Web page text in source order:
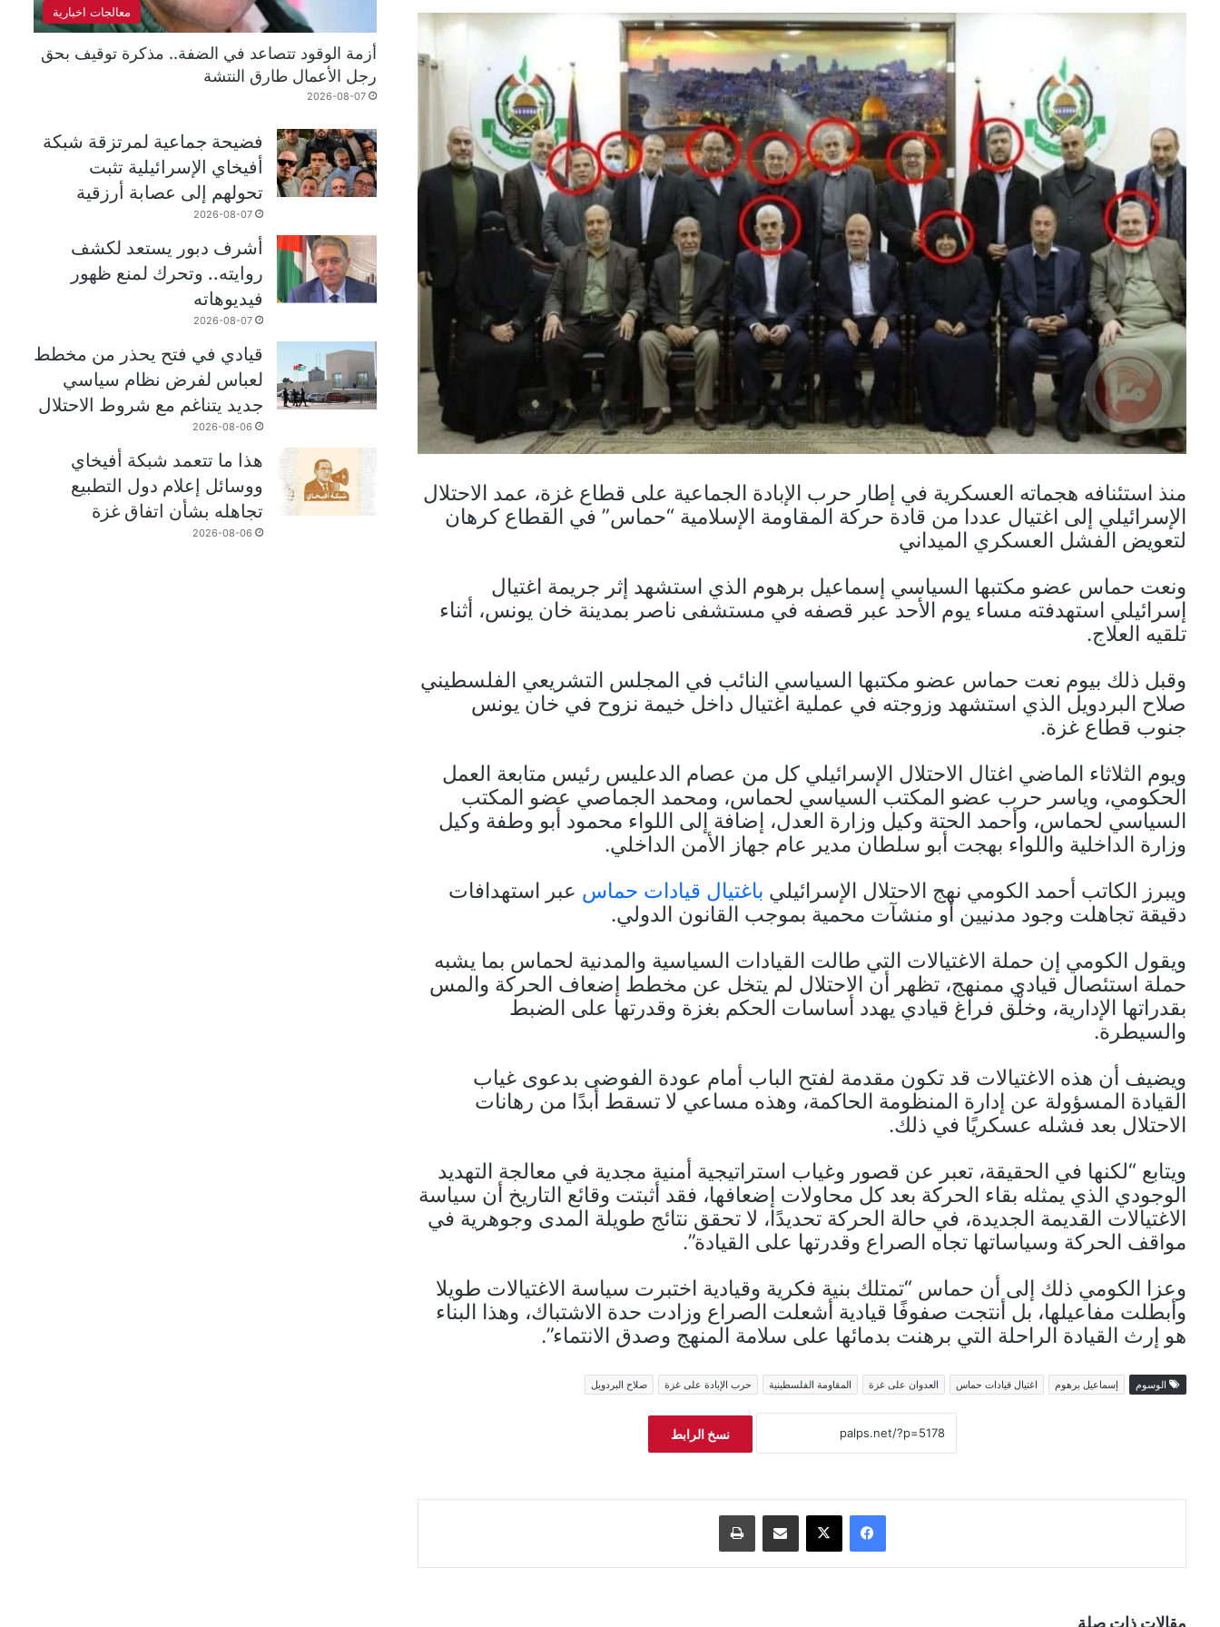
منذ استئنافه هجماته العسكرية في إطار حرب الإبادة الجماعية على قطاع غزة، عمد الاحتلال
الإسرائيلي إلى اغتيال عددا من قادة حركة المقاومة الإسلامية “حماس” في القطاع كرهان
لتعويض الفشل العسكري الميداني
ونعت حماس عضو مكتبها السياسي إسماعيل برهوم الذي استشهد إثر جريمة اغتيال
إسرائيلي استهدفته مساء يوم الأحد عبر قصفه في مستشفى ناصر بمدينة خان يونس، أثناء
تلقيه العلاج.
وقبل ذلك بيوم نعت حماس عضو مكتبها السياسي النائب في المجلس التشريعي الفلسطيني
صلاح البردويل الذي استشهد وزوجته في عملية اغتيال داخل خيمة نزوح في خان يونس
جنوب قطاع غزة.
ويوم الثلاثاء الماضي اغتال الاحتلال الإسرائيلي كل من عصام الدعليس رئيس متابعة العمل
الحكومي، وياسر حرب عضو المكتب السياسي لحماس، ومحمد الجماصي عضو المكتب
السياسي لحماس، وأحمد الحتة وكيل وزارة العدل، إضافة إلى اللواء محمود أبو وطفة وكيل
وزارة الداخلية واللواء بهجت أبو سلطان مدير عام جهاز الأمن الداخلي.
ويبرز الكاتب أحمد الكومي نهج الاحتلال الإسرائيلي باغتيال قيادات حماس عبر استهدافات
دقيقة تجاهلت وجود مدنيين أو منشآت محمية بموجب القانون الدولي.
ويقول الكومي إن حملة الاغتيالات التي طالت القيادات السياسية والمدنية لحماس بما يشبه
حملة استئصال قيادي ممنهج، تظهر أن الاحتلال لم يتخل عن مخطط إضعاف الحركة والمس
بقدراتها الإدارية، وخلْق فراغ قيادي يهدد أساسات الحكم بغزة وقدرتها على الضبط
والسيطرة.
ويضيف أن هذه الاغتيالات قد تكون مقدمة لفتح الباب أمام عودة الفوضى بدعوى غياب
القيادة المسؤولة عن إدارة المنظومة الحاكمة، وهذه مساعي لا تسقط أبدًا من رهانات
الاحتلال بعد فشله عسكريًا في ذلك.
ويتابع “لكنها في الحقيقة، تعبر عن قصور وغياب استراتيجية أمنية مجدية في معالجة التهديد
الوجودي الذي يمثله بقاء الحركة بعد كل محاولات إضعافها، فقد أثبتت وقائع التاريخ أن سياسة
الاغتيالات القديمة الجديدة، في حالة الحركة تحديدًا، لا تحقق نتائج طويلة المدى وجوهرية في
مواقف الحركة وسياساتها تجاه الصراع وقدرتها على القيادة”.
وعزا الكومي ذلك إلى أن حماس “تمتلك بنية فكرية وقيادية اختبرت سياسة الاغتيالات طويلا
وأبطلت مفاعيلها، بل أنتجت صفوفًا قيادية أشعلت الصراع وزادت حدة الاشتباك، وهذا البناء
هو إرث القيادة الراحلة التي برهنت بدمائها على سلامة المنهج وصدق الانتماء”.
الوسوم إسماعيل برهوم اغتيال قيادات حماس العدوان على غزة المقاومة الفلسطينية حرب الإبادة على غزة صلاح البردويل
نسخ الرابط
فيسبوك ‫X مشاركة عبر البريد طباعة
مقالات ذات صلة
معالجات اخبارية
أزمة الوقود تتصاعد في الضفة.. مذكرة توقيف بحق
رجل الأعمال طارق النتشة
2026-08-07
فضيحة جماعية لمرتزقة شبكة
أفيخاي الإسرائيلية تثبت
تحولهم إلى عصابة أرزقية
2026-08-07
أشرف دبور يستعد لكشف
روايته.. وتحرك لمنع ظهور
فيديوهاته
2026-08-07
قيادي في فتح يحذر من مخطط
لعباس لفرض نظام سياسي
جديد يتناغم مع شروط الاحتلال
2026-08-06
هذا ما تتعمد شبكة أفيخاي
ووسائل إعلام دول التطبيع
تجاهله بشأن اتفاق غزة
2026-08-06